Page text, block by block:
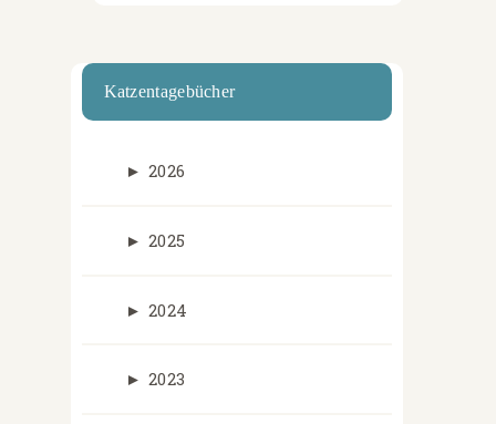
Katzentagebücher
► 2026
► 2025
► 2024
► 2023